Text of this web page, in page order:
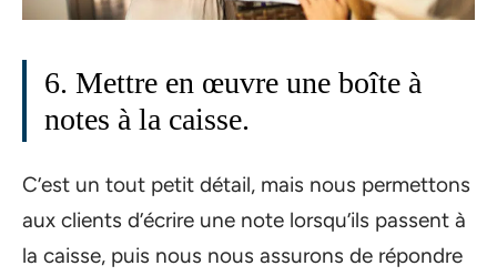
6. Mettre en œuvre une boîte à
notes à la caisse.
C’est un tout petit détail, mais nous permettons
aux clients d’écrire une note lorsqu’ils passent à
la caisse, puis nous nous assurons de répondre